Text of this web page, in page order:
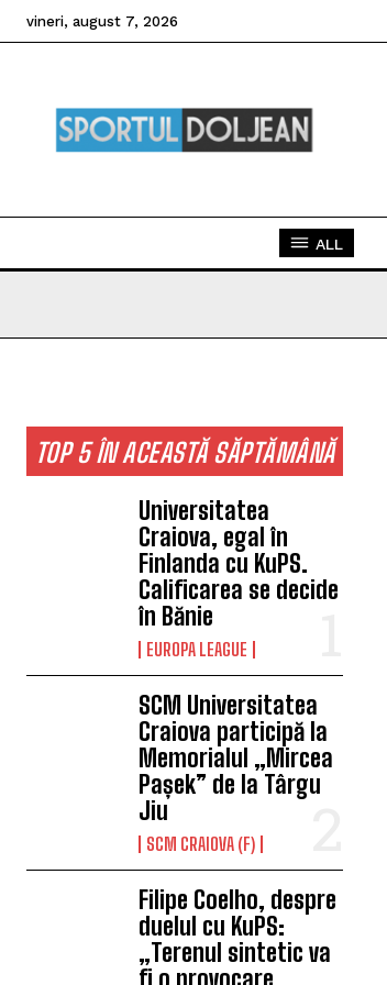
vineri, august 7, 2026
ALL
TOP 5 ÎN ACEASTĂ SĂPTĂMÂNĂ
Universitatea
Craiova, egal în
Finlanda cu KuPS.
Calificarea se decide
în Bănie
EUROPA LEAGUE
SCM Universitatea
Craiova participă la
Memorialul „Mircea
Pașek” de la Târgu
Jiu
SCM CRAIOVA (F)
Filipe Coelho, despre
duelul cu KuPS:
„Terenul sintetic va